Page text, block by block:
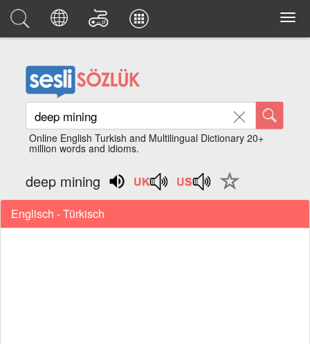
Online English Turkish and Multilingual Dictionary 20+
million words and idioms.
deep mining
Englisch - Türkisch